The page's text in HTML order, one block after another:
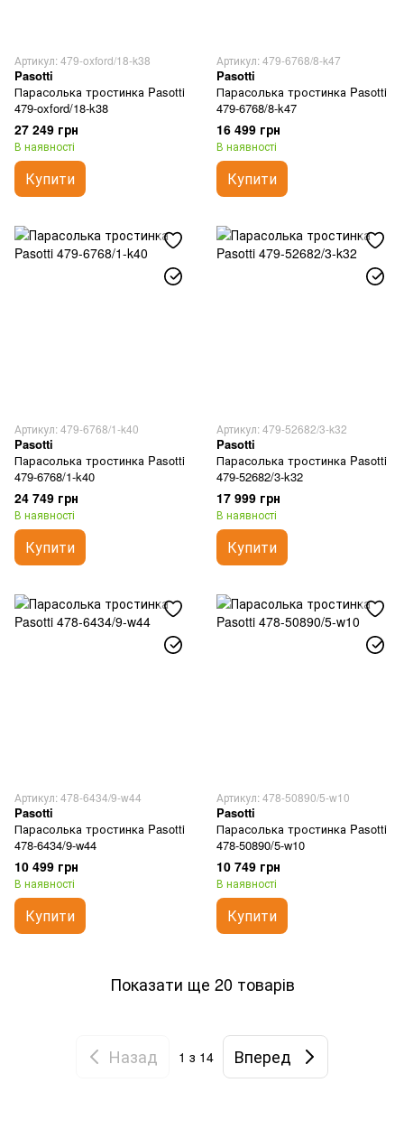
Артикул: 479-oxford/18-k38
Pasotti
Парасолька тростинка Pasotti
479-oxford/18-k38
27 249 грн
В наявності
Купити
Артикул: 479-6768/8-k47
Pasotti
Парасолька тростинка Pasotti
479-6768/8-k47
16 499 грн
В наявності
Купити
Артикул: 479-6768/1-k40
Pasotti
Парасолька тростинка Pasotti
479-6768/1-k40
24 749 грн
В наявності
Купити
Артикул: 479-52682/3-k32
Pasotti
Парасолька тростинка Pasotti
479-52682/3-k32
17 999 грн
В наявності
Купити
Артикул: 478-6434/9-w44
Pasotti
Парасолька тростинка Pasotti
478-6434/9-w44
10 499 грн
В наявності
Купити
Артикул: 478-50890/5-w10
Pasotti
Парасолька тростинка Pasotti
478-50890/5-w10
10 749 грн
В наявності
Купити
Показати ще 20 товарів
Назад 1 з 14 Вперед